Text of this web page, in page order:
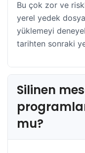
Bu çok zor ve
yerel yedek
yüklemeyi
tarihten sonraki
Silinen
mu?